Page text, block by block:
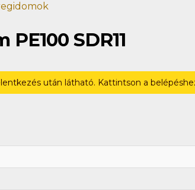
SDR11
után látható. Kattintson a